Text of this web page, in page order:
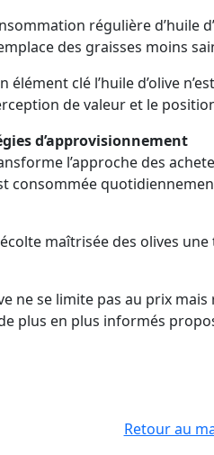
régulière d’huile
des graisses moins
clé l’huile d’olive
de valeur et le
d’approvisionnement
l’approche des
consommée
maîtrisée des olives
ne se limite pas au prix
plus en plus informés
Retour au